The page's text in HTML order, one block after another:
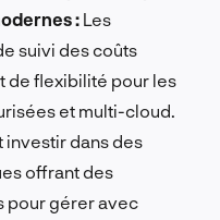
: Les
suivi des coûts
de flexibilité pour les
et multi-cloud.
investir dans des
offrant des
pour gérer avec